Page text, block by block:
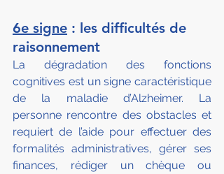
6e signe : les difficultés de
raisonnement
La dégradation des fonctions
cognitives est un signe caractéristique
de la maladie d’Alzheimer. La
personne rencontre des obstacles et
requiert de l’aide pour effectuer des
formalités administratives, gérer ses
finances, rédiger un chèque ou